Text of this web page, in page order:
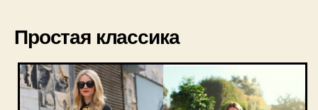
Простая классика